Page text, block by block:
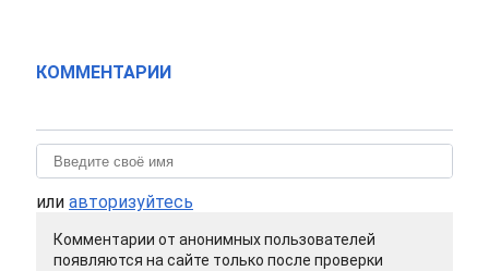
КОММЕНТАРИИ
или авторизуйтесь
Комментарии от анонимных пользователей
появляются на сайте только после проверки